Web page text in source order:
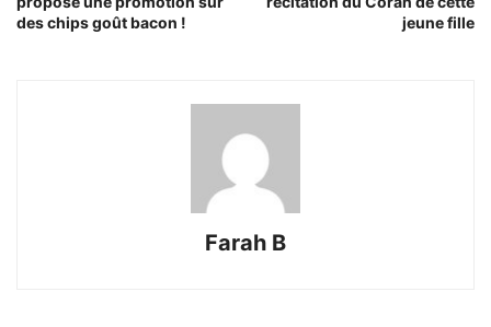
des chips goût bacon !
jeune fille
Farah B